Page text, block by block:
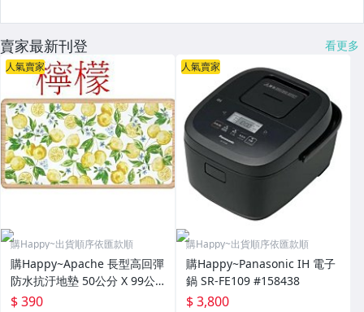
賣家最新刊登 看更多
人氣賣家
購Happy~出貨順序依匯款順
購Happy~Apache 長型高回彈
防水抗汙地墊 50公分 X 99公
分 #672262
$ 390
人氣賣家
購Happy~出貨順序依匯款順
購Happy~Panasonic IH 電子
鍋 SR-FE109 #158438
$ 3,800